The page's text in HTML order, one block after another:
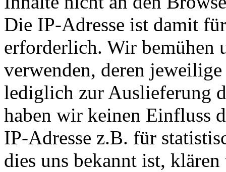
Die IP-Adresse ist damit
erforderlich. Wir bemühen
verwenden, deren
lediglich zur Auslieferung
haben wir keinen Einfluss
IP-Adresse z.B. für
dies uns bekannt ist,